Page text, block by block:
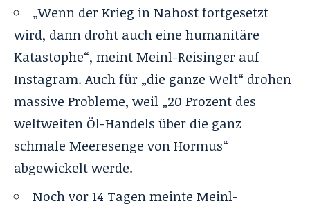
„Wenn der Krieg in Nahost fortgesetzt
wird, dann droht auch eine humanitäre
Katastophe“, meint Meinl-Reisinger auf
Instagram. Auch für „die ganze Welt“ drohen
massive Probleme, weil „20 Prozent des
weltweiten Öl-Handels über die ganz
schmale Meeresenge von Hormus“
abgewickelt werde.
Noch vor 14 Tagen meinte Meinl-